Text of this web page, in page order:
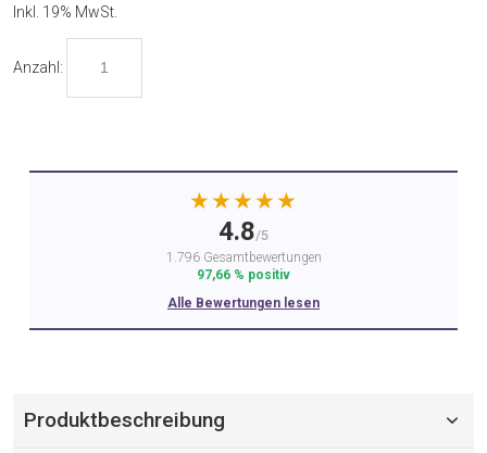
Inkl. 19% MwSt.
Anzahl:
★★★★★
4.8/5
1.796 Gesamtbewertungen
97,66 % positiv
Alle Bewertungen lesen
Produktbeschreibung